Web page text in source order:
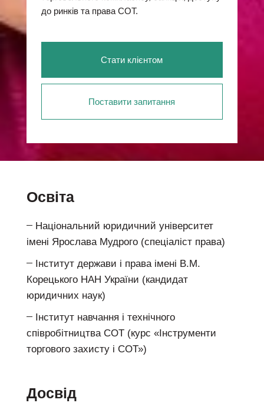
до ринків та права СОТ.
Стати клієнтом
Поставити запитання
Освіта
Національний юридичний університет
імені Ярослава Мудрого (спеціаліст права)
Інститут держави і права імені В.М.
Корецького НАН України (кандидат
юридичних наук)
Інститут навчання і технічного
співробітництва СОТ (курс «Інструменти
торгового захисту і СОТ»)
Досвід